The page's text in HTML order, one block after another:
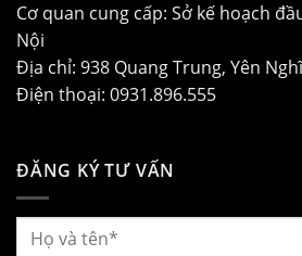
Cơ quan cung cấp: Sở kế hoạch
Nội
Địa chỉ: 938 Quang Trung, Yên
Điện thoại: 0931.896.555
ĐĂNG KÝ TƯ VẤN